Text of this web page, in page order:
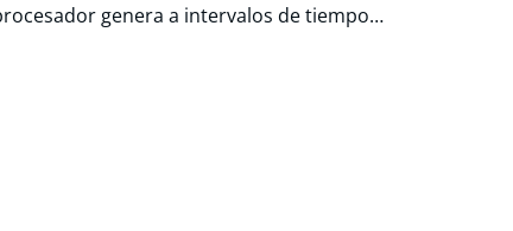
genera a intervalos de tiempo…